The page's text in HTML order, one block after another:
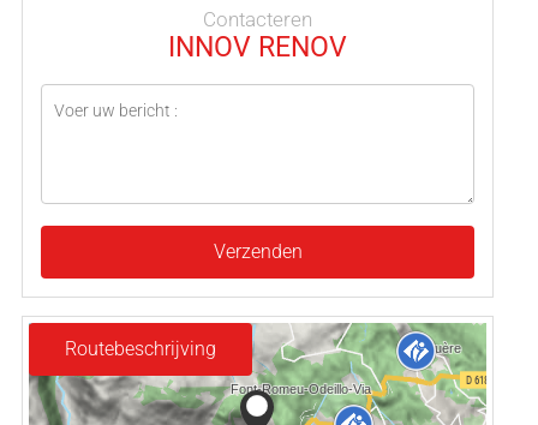
Contacteren
INNOV RENOV
Verzenden
Routebeschrijving